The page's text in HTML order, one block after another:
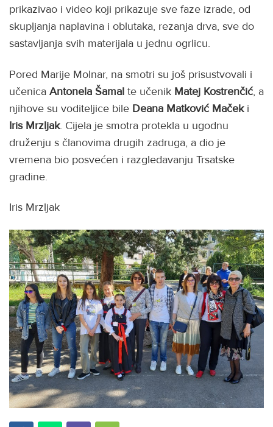
prikazivao i video koji prikazuje sve faze izrade, od
skupljanja naplavina i oblutaka, rezanja drva, sve do
sastavljanja svih materijala u jednu ogrlicu.
Pored Marije Molnar, na smotri su još prisustvovali i
učenica Antonela Šamal te učenik Matej Kostrenčić, a
njihove su voditeljice bile Deana Matković Mačeki
Iris Mrzljak. Cijela je smotra protekla u ugodnu
druženju s članovima drugih zadruga, a dio je
vremena bio posvećen i razgledavanju Trsatske
gradine.
Iris Mrzljak